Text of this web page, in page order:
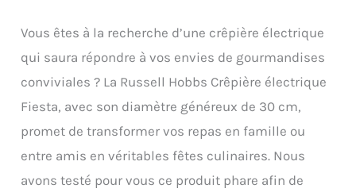
Vous êtes à la recherche d’une crêpière électrique
qui saura répondre à vos envies de gourmandises
conviviales ? La Russell Hobbs Crêpière électrique
Fiesta, avec son diamètre généreux de 30 cm,
promet de transformer vos repas en famille ou
entre amis en véritables fêtes culinaires. Nous
avons testé pour vous ce produit phare afin de